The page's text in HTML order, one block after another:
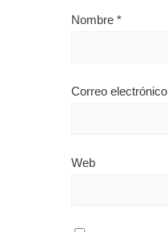
Nombre *
Correo electrónico
Web